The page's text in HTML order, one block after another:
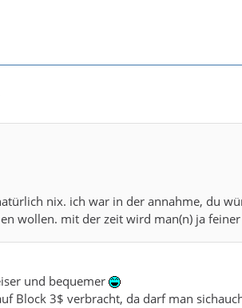
nix. ich war in der annahme, du
wollen. mit der zeit wird man(n) ja feiner
und bequemer
Block 3$ verbracht, da darf man